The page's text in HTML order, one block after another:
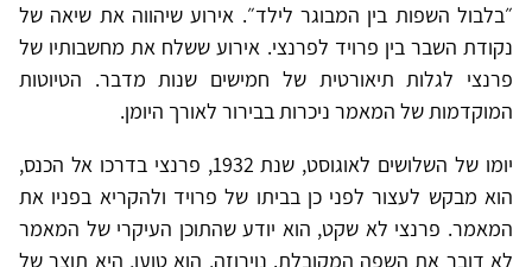
״בלבול השפות בין המבוגר לילד״. אירוע שיהווה את שיאה של
נקודת השבר בין פרויד לפרנצי. אירוע ששלח את מחשבותיו של
פרנצי לגלות תיאורטית של חמישים שנות מדבר. הטיוטות
המוקדמות של המאמר ניכרות בבירור לאורך היומן.
יומו של השלושים לאוגוסט, שנת 1932, פרנצי בדרכו אל הכנס,
הוא מבקש לעצור לפני כן בביתו של פרויד ולהקריא בפניו את
המאמר. פרנצי לא שקט, הוא יודע שהתוכן העיקרי של המאמר
לא דובר את השפה המקובלת. נוירוזה, הוא טוען, היא תוצר של